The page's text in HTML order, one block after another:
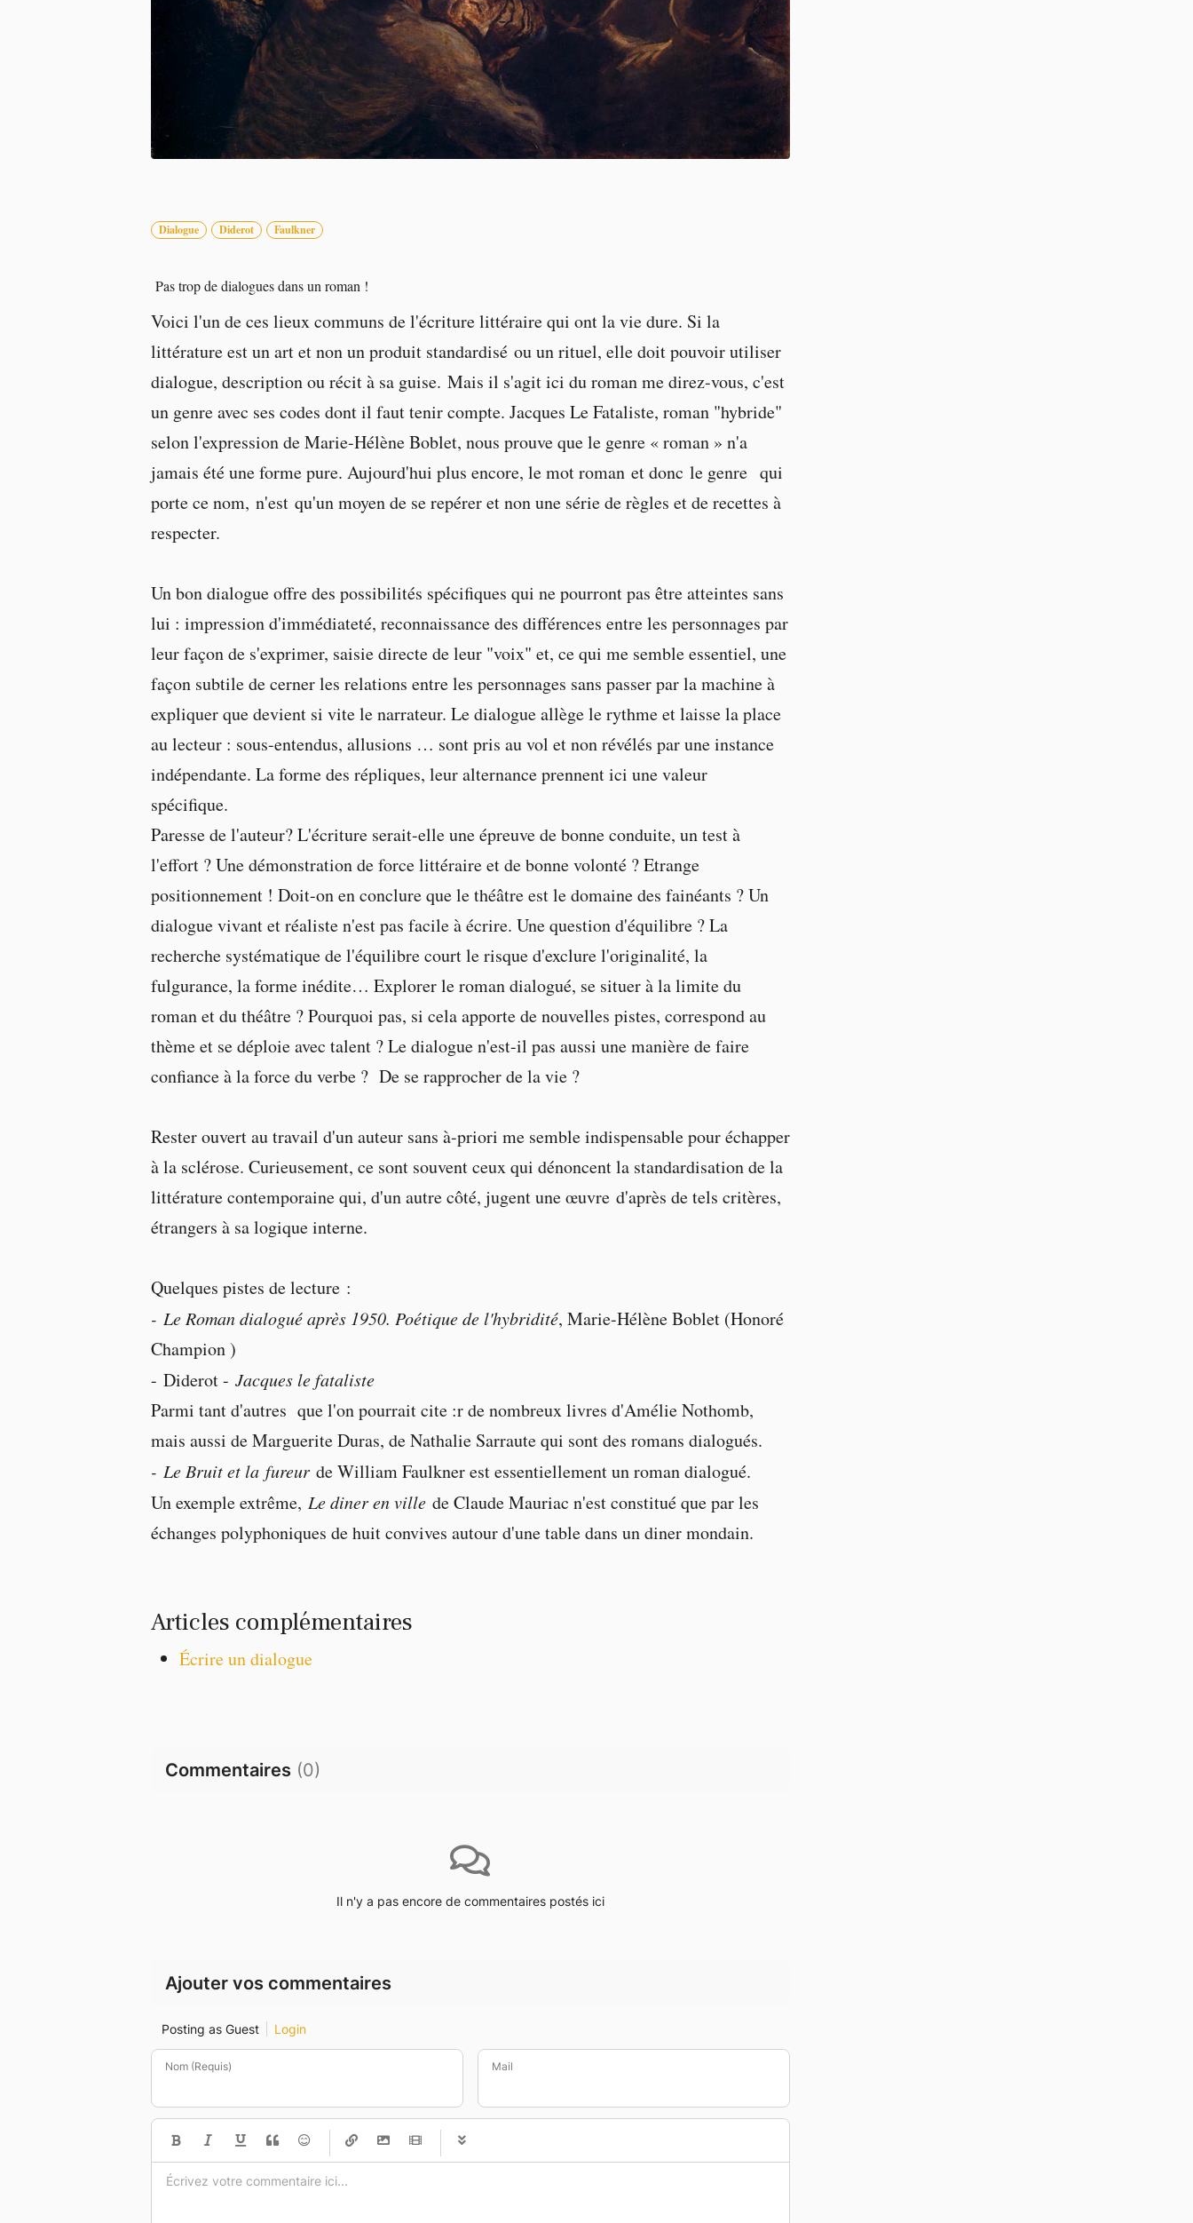
Dialogue Diderot Faulkner
Pas trop de dialogues dans un roman !
Voici l'un de ces lieux communs de l'écriture littéraire qui ont la vie dure. Si la
littérature est un art et non un produit standardisé ou un rituel, elle doit pouvoir utiliser
dialogue, description ou récit à sa guise. Mais il s'agit ici du roman me direz-vous, c'est
un genre avec ses codes dont il faut tenir compte. Jacques Le Fataliste, roman "hybride"
selon l'expression de Marie-Hélène Boblet, nous prouve que le genre « roman » n'a
jamais été une forme pure. Aujourd'hui plus encore, le mot roman et donc le genre qui
porte ce nom, n'est qu'un moyen de se repérer et non une série de règles et de recettes à
respecter.
Un bon dialogue offre des possibilités spécifiques qui ne pourront pas être atteintes sans
lui : impression d'immédiateté, reconnaissance des différences entre les personnages par
leur façon de s'exprimer, saisie directe de leur "voix" et, ce qui me semble essentiel, une
façon subtile de cerner les relations entre les personnages sans passer par la machine à
expliquer que devient si vite le narrateur. Le dialogue allège le rythme et laisse la place
au lecteur : sous-entendus, allusions … sont pris au vol et non révélés par une instance
indépendante. La forme des répliques, leur alternance prennent ici une valeur
spécifique.
Paresse de l'auteur? L'écriture serait-elle une épreuve de bonne conduite, un test à
l'effort ? Une démonstration de force littéraire et de bonne volonté ? Etrange
positionnement ! Doit-on en conclure que le théâtre est le domaine des fainéants ? Un
dialogue vivant et réaliste n'est pas facile à écrire. Une question d'équilibre ? La
recherche systématique de l'équilibre court le risque d'exclure l'originalité, la
fulgurance, la forme inédite… Explorer le roman dialogué, se situer à la limite du
roman et du théâtre ? Pourquoi pas, si cela apporte de nouvelles pistes, correspond au
thème et se déploie avec talent ? Le dialogue n'est-il pas aussi une manière de faire
confiance à la force du verbe ? De se rapprocher de la vie ?
Rester ouvert au travail d'un auteur sans à-priori me semble indispensable pour échapper
à la sclérose. Curieusement, ce sont souvent ceux qui dénoncent la standardisation de la
littérature contemporaine qui, d'un autre côté, jugent une œuvre d'après de tels critères,
étrangers à sa logique interne.
Quelques pistes de lecture :
- Le Roman dialogué après 1950. Poétique de l'hybridité, Marie-Hélène Boblet (Honoré
Champion )
- Diderot - Jacques le fataliste
Parmi tant d'autres que l'on pourrait cite :r de nombreux livres d'Amélie Nothomb,
mais aussi de Marguerite Duras, de Nathalie Sarraute qui sont des romans dialogués.
- Le Bruit et la fureur de William Faulkner est essentiellement un roman dialogué.
Un exemple extrême, Le diner en ville de Claude Mauriac n'est constitué que par les
échanges polyphoniques de huit convives autour d'une table dans un diner mondain.
Articles complémentaires
Écrire un dialogue
Commentaires (0)
Il n'y a pas encore de commentaires postés ici
Ajouter vos commentaires
Posting as Guest Login
Nom (Requis) Mail
-
-
-
-